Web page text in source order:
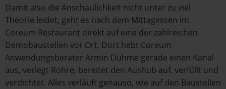
Damit also die Anschaulichkeit nicht unter zu viel
Theorie leidet, geht es nach dem Mittagessen im
Coreum Restaurant direkt auf eine der zahlreichen
Demobaustellen vor Ort. Dort hebt Coreum
Anwendungsberater Armin Duhme gerade einen Kanal
aus, verlegt Rohre, bereitet den Aushub auf, verfüllt und
verdichtet. Alles verläuft genauso, wie auf den Baustellen